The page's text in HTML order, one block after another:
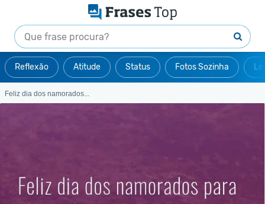
Reflexão Atitude Status Fotos Sozinha
Feliz dia dos namorados...